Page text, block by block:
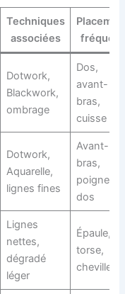
Techniques
associées
fréquent
Dotwork,
Blackwork,
ombrage
Dos,
avant-
bras,
cuisse
Dotwork,
Aquarelle,
lignes fines
Avant-
bras,
poignet,
dos
Lignes
nettes,
dégradé
léger
Épaule,
torse,
cheville